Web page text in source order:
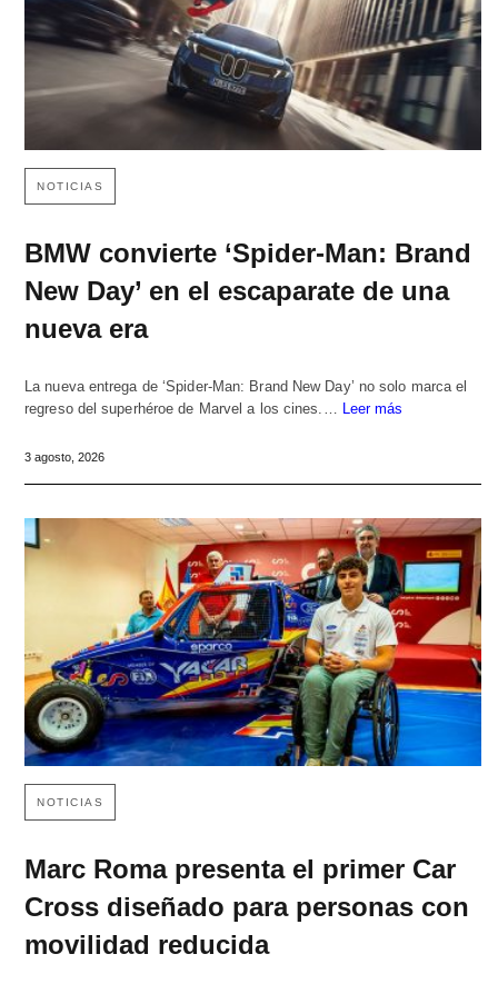
NOTICIAS
BMW convierte ‘Spider-Man: Brand
New Day’ en el escaparate de una
nueva era
La nueva entrega de ‘Spider-Man: Brand New Day’ no solo marca el
regreso del superhéroe de Marvel a los cines.…
Leer más
3 agosto, 2026
NOTICIAS
Marc Roma presenta el primer Car
Cross diseñado para personas con
movilidad reducida